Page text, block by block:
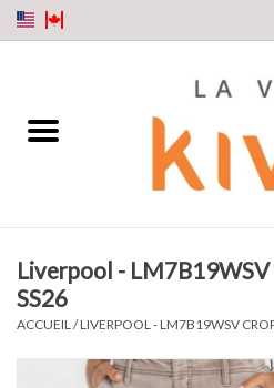
MAGASINEZ
NOTRE HISTOIRE
Liverpool - LM7B19WSV
SS26
ACCUEIL /LIVERPOOL - LM7B19WSV